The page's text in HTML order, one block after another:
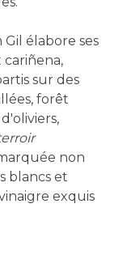
Gil élabore ses
sur des
forêt
non
blancs et
exquis